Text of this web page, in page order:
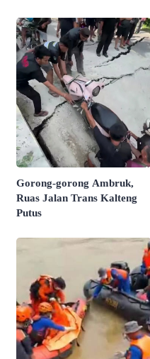
Gorong-gorong Ambruk,
Ruas Jalan Trans Kalteng
Putus